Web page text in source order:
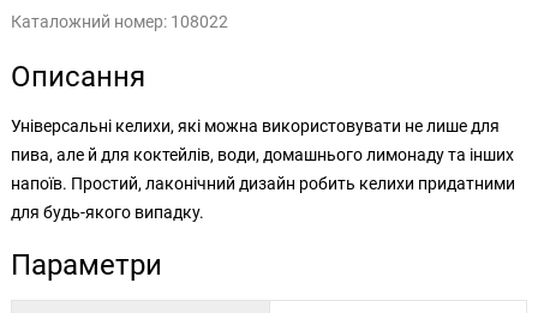
Каталожний номер: 108022
Описання
Універсальні келихи, які можна використовувати не лише для
пива, але й для коктейлів, води, домашнього лимонаду та інших
напоїв. Простий, лаконічний дизайн робить келихи придатними
для будь-якого випадку.
Параметри